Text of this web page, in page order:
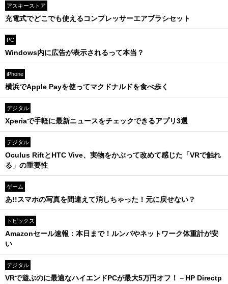
アスキーストア
充電式でどこでも使えるコンプレッサーエアブラシセット
PC
Windows内に広告が表示されるって本当？
iPhone
横浜でApple Payを使ってマクドナルドを食べ歩く
デジタル
Xperiaで手軽に最新ニュースをチェックできるアプリ3選
デジタル
Oculus RiftとHTC Vive、実物をかぶって改めて感じた「VRで触れ
る」の重要性
ゲーム
あ!!スマホの写真を間違えて消しちゃった！元に戻せない？
トピックス
Amazonセール速報：本日まで！ルンバやネットワーク体重計が安
い
デジタル
VRで遊ぶのに最適なハイエンドPCが最大5万円オフ！－HP Directp